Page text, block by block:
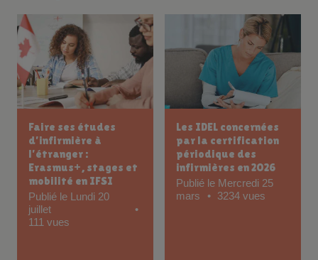
AFGSU infirmier
obligatoire : qui est
concerné par la
formation ?
Publié le Lundi 16
février
912 vues
Guide complet des
formations ETP pour
les infirmiers
Publié le Vendredi 13
février
672 vues